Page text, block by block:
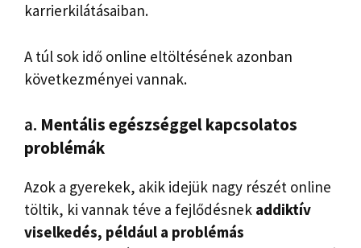
karrierkilátásaiban.
A túl sok idő online eltöltésének azonban
következményei vannak.
a. Mentális egészséggel kapcsolatos
problémák
Azok a gyerekek, akik idejük nagy részét online
töltik, ki vannak téve a fejlődésnek addiktív
viselkedés, például a problémás